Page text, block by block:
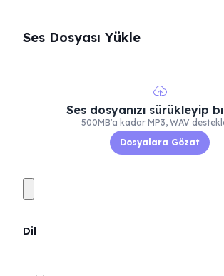
Ses Dosyası Yükle
Ses dosyanızı sürükleyip
500MB'a kadar MP3, WAV
Dosyalara Gözat
Dil